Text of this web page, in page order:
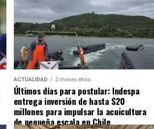
ACTUALIDAD 2 meses atrás
Últimos días para postular: Indespa
entrega inversión de hasta $20
millones para impulsar la acuicultura
de pequeña escala en Chile